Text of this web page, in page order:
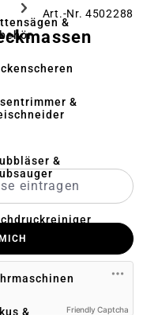
&
&
&
&
Art.-Nr. 4502288
Friendly Captcha